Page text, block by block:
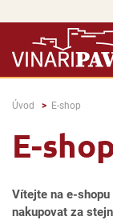
Úvod E-shop
E-
Vítejte na e-
nakupovat za